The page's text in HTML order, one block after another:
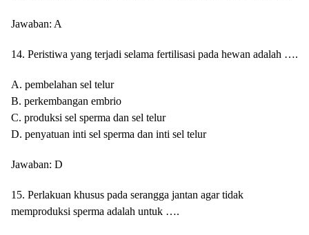
Jawaban: A
14. Peristiwa yang terjadi selama fertilisasi pada hewan adalah ….
A. pembelahan sel telur
B. perkembangan embrio
C. produksi sel sperma dan sel telur
D. penyatuan inti sel sperma dan inti sel telur
Jawaban: D
15. Perlakuan khusus pada serangga jantan agar tidak
memproduksi sperma adalah untuk ….